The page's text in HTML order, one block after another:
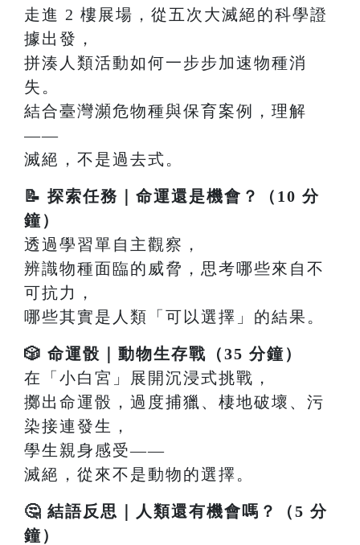
走進 2 樓展場，從五次大滅絕的科學證
據出發，
拼湊人類活動如何一步步加速物種消
失。
結合臺灣瀕危物種與保育案例，理解
——
滅絕，不是過去式。
📝 探索任務｜命運還是機會？（10 分
鐘）
透過學習單自主觀察，
辨識物種面臨的威脅，思考哪些來自不
可抗力，
哪些其實是人類「可以選擇」的結果。
🎲 命運骰｜動物生存戰（35 分鐘）
在「小白宮」展開沉浸式挑戰，
擲出命運骰，過度捕獵、棲地破壞、污
染接連發生，
學生親身感受——
滅絕，從來不是動物的選擇。
🤔 結語反思｜人類還有機會嗎？（5 分
鐘）